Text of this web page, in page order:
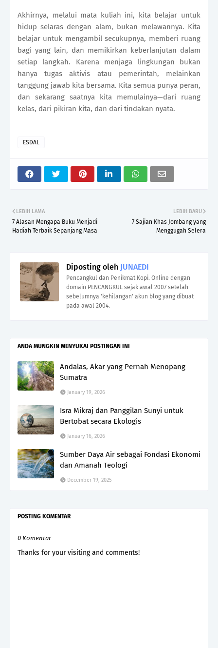
Akhirnya, melalui mata kuliah ini, kita belajar untuk
hidup selaras dengan alam, bukan melawannya. Kita
belajar untuk mengambil secukupnya, memberi ruang
bagi yang lain, dan memikirkan keberlanjutan dalam
setiap langkah. Karena menjaga lingkungan bukan
hanya tugas aktivis atau pemerintah, melainkan
tanggung jawab kita bersama. Kita semua punya peran,
dan sekarang saatnya kita memulainya—dari ruang
kelas, dari pikiran kita, dan dari tindakan nyata.
ESDAL
LEBIH BARU
7 Sajian Khas Jombang yang
Menggugah Selera
LEBIH LAMA
7 Alasan Mengapa Buku Menjadi
Hadiah Terbaik Sepanjang Masa
Diposting oleh JUNAEDI
Pencangkul dan Penikmat Kopi. Online dengan
domain PENCANGKUL sejak awal 2007 setelah
sebelumnya 'kehilangan' akun blog yang dibuat
pada awal 2004.
ANDA MUNGKIN MENYUKAI POSTINGAN INI
Andalas, Akar yang Pernah Menopang
Sumatra
January 19, 2026
Isra Mikraj dan Panggilan Sunyi untuk
Bertobat secara Ekologis
January 16, 2026
Sumber Daya Air sebagai Fondasi Ekonomi
dan Amanah Teologi
December 19, 2025
POSTING KOMENTAR
0 Komentar
Thanks for your visiting and comments!